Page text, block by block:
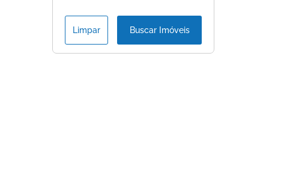
Limpar Buscar Imóveis